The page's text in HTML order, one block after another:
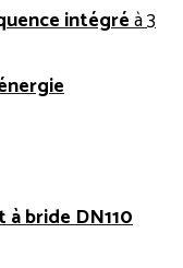
intégréà 3
bride DN110